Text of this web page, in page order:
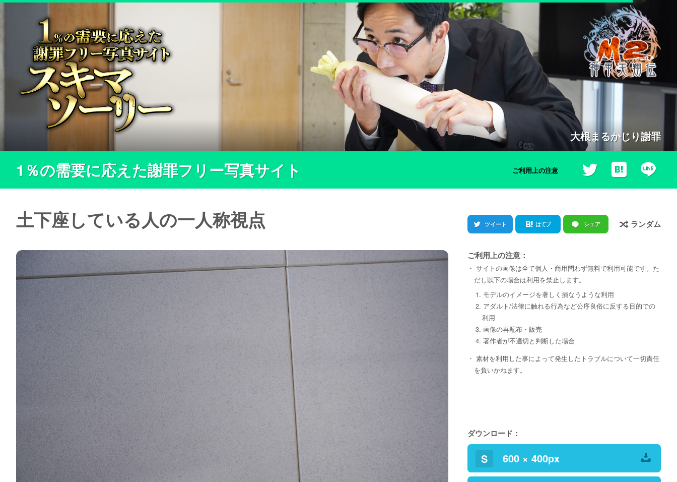
ソンブレロをかぶって謝罪会見
1％の需要に応えた謝罪フリー写真サイト ご利用上の注意
土下座している人の一人称視点 ツイート はてブ シェア ランダム
ご利用上の注意：
・ サイトの画像は全て個人・商用問わず無料で利用可能です。た
だし以下の場合は利用を禁止します。
1. モデルのイメージを著しく損なうような利用
2. アダルト/法律に触れる行為など公序良俗に反する目的での
利用
3. 画像の再配布・販売
4. 著作者が不適切と判断した場合
・ 素材を利用した事によって発生したトラブルについて一切責任
を負いかねます。
ダウンロード：
S 600 × 400px